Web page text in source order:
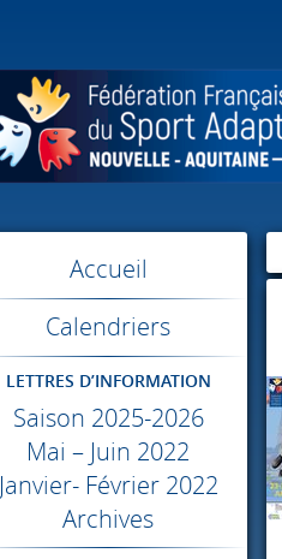
Accueil
Calendriers
LETTRES D’INFORMATION
Saison 2025-2026
Mai – Juin 2022
Janvier- Février 2022
Archives